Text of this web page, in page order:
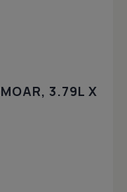
3.79L X